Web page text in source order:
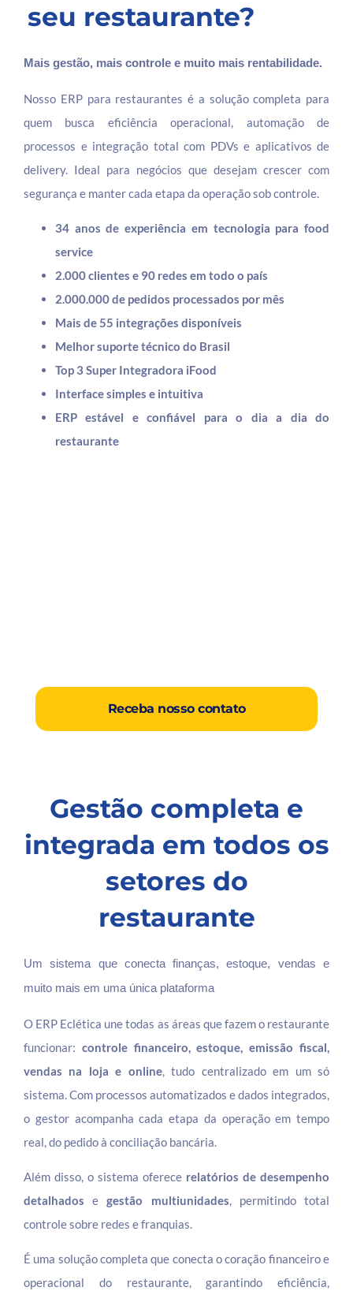
seu restaurante?
Mais gestão, mais controle e muito mais rentabilidade.
Nosso ERP para restaurantes é a solução completa para
quem busca eficiência operacional, automação de
processos e integração total com PDVs e aplicativos de
delivery. Ideal para negócios que desejam crescer com
segurança e manter cada etapa da operação sob controle.
34 anos de experiência em tecnologia para food
service
2.000 clientes e 90 redes em todo o país
2.000.000 de pedidos processados por mês
Mais de 55 integrações disponíveis
Melhor suporte técnico do Brasil
Top 3 Super Integradora iFood
Interface simples e intuitiva
ERP estável e confiável para o dia a dia do
restaurante
Receba nosso contato
Gestão completa e
integrada em todos os
setores do
restaurante
Um sistema que conecta finanças, estoque, vendas e
muito mais em uma única plataforma
O ERP Eclética une todas as áreas que fazem o restaurante
funcionar: controle financeiro, estoque, emissão fiscal,
vendas na loja e online, tudo centralizado em um só
sistema. Com processos automatizados e dados integrados,
o gestor acompanha cada etapa da operação em tempo
real, do pedido à conciliação bancária.
Além disso, o sistema oferece relatórios de desempenho
detalhados egestão multiunidades, permitindo total
controle sobre redes e franquias.
É uma solução completa que conecta o coração financeiro e
operacional do restaurante, garantindo eficiência,